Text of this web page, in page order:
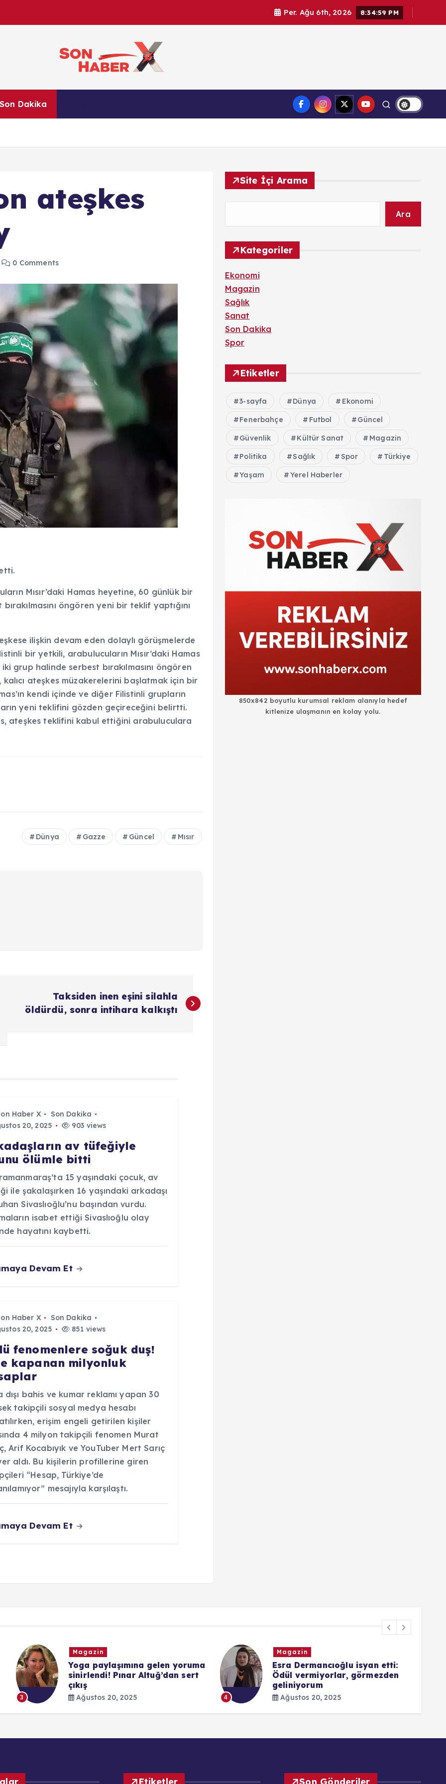
Per. Ağu 6th, 2026 8:35:00 PM
Son Haber X’te son dakika, Türkiye gündemi ve yerel haberler. Doğrulanmış kaynaklar, tarafsız içerik ve
anlık gelişmelerle güvenilir haber deneyimi.
Son Dakika
ateşkes
0 Comments
Mısır’daki Hamas heyetine, 60 günlük bir
öngören yeni bir teklif yaptığını
ilişkin devam eden dolaylı görüşmelerde
bir yetkili, arabulucuların Mısır’daki Hamas
grup halinde serbest bırakılmasını öngören
kalıcı ateşkes müzakerelerini başlatmak için bir
kendi içinde ve diğer Filistinli grupların
yeni teklifini gözden geçireceğini belirtti.
ateşkes teklifini kabul ettiğini arabuluculara
Dünya Gazze Güncel Mısır
Taksiden inen eşini silahla
öldürdü, sonra intihara kalkıştı
Haber X
Son Dakika
20, 2025
903 views
av tüfeğiyle
ölümle bitti
15 yaşındaki çocuk, av
ile şakalaşırken 16 yaşındaki arkadaşı
Sivaslıoğlu’nu başından vurdu.
isabet ettiği Sivaslıoğlu olay
hayatını kaybetti.
Devam Et
Haber X
Son Dakika
20, 2025
851 views
fenomenlere soğuk duş!
kapanan milyonluk
dışı bahis ve kumar reklamı yapan 30
takipçili sosyal medya hesabı
erişim engeli getirilen kişiler
4 milyon takipçili fenomen Murat
Arif Kocabıyık ve YouTuber Mert Sarıç
aldı. Bu kişilerin profillerine giren
“Hesap, Türkiye’de
mesajıyla karşılaştı.
Devam Et
Site İçi Arama
Ara
Kategoriler
Ekonomi
Magazin
Sağlık
Sanat
Son Dakika
Spor
Etiketler
3-sayfa Dünya Ekonomi
Fenerbahçe Futbol Güncel
Güvenlik Kültür Sanat Magazin
Politika Sağlık Spor Türkiye
Yaşam Yerel Haberler
850x842 boyutlu kurumsal reklam alanıyla hedef
kitlenize ulaşmanın en kolay yolu.
3
Magazin
Yoga paylaşımına gelen yoruma
sinirlendi! Pınar Altuğ’dan sert
çıkış
Ağustos 20, 2025 4
Magazin
Esra Dermancıoğlu isyan etti:
Ödül vermiyorlar, görmezden
geliniyorum
Ağustos 20, 2025